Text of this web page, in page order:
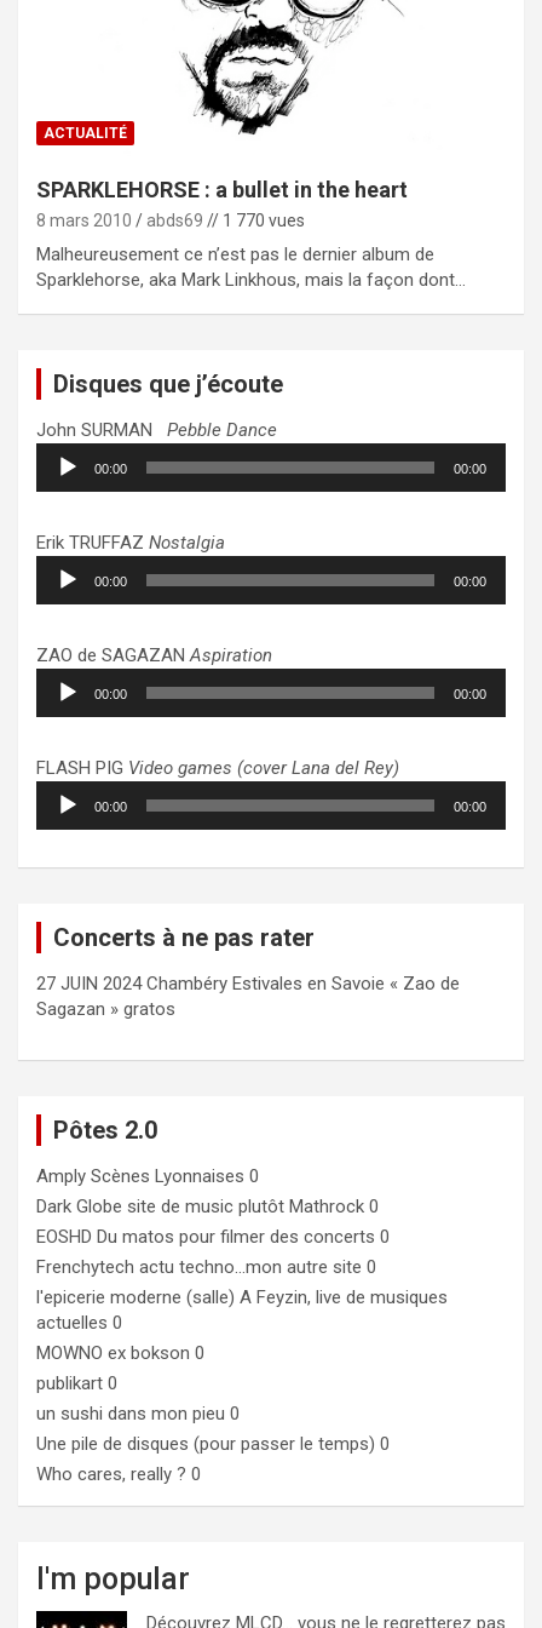
ACTUALITÉ
SPARKLEHORSE : a bullet in the heart
8 mars 2010 abds69 // 1 770 vues
Malheureusement ce n’est pas le dernier album de
Sparklehorse, aka Mark Linkhous, mais la façon dont…
Disques que j’écoute
John SURMAN Pebble Dance
Lecteur
audio
00:00 00:00
Erik TRUFFAZ Nostalgia
Lecteur
audio
00:00 00:00
ZAO de SAGAZANAspiration
Lecteur
audio
00:00 00:00
FLASH PIG Video games (cover Lana del Rey)
Lecteur
audio
00:00 00:00
Concerts à ne pas rater
27 JUIN 2024 Chambéry Estivales en Savoie « Zao de
Sagazan » gratos
Pôtes 2.0
Amply Scènes Lyonnaises 0
Dark Globe site de music plutôt Mathrock 0
EOSHD Du matos pour filmer des concerts 0
Frenchytech actu techno…mon autre site 0
l'epicerie moderne (salle) A Feyzin, live de musiques
actuelles 0
MOWNO ex bokson 0
publikart 0
un sushi dans mon pieu 0
Une pile de disques (pour passer le temps) 0
Who cares, really ? 0
I'm popular
Découvrez MLCD… vous ne le regretterez pas